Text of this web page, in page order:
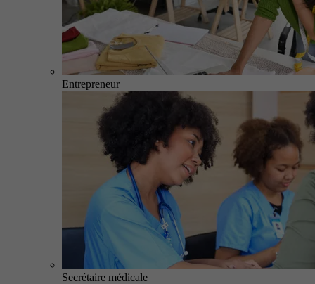
Entrepreneur
Secrétaire médicale